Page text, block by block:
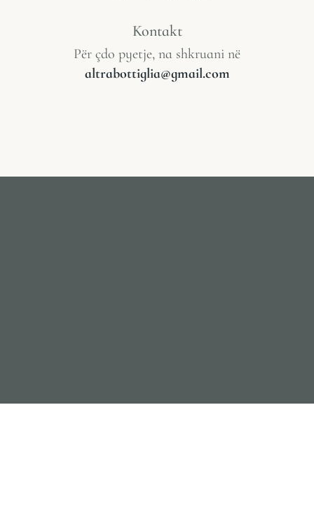
Kontakt
Për çdo pyetje, na shkruani në
altrabottiglia@gmail.com